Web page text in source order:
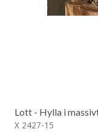
Lott - Hylla i
X 2427-15